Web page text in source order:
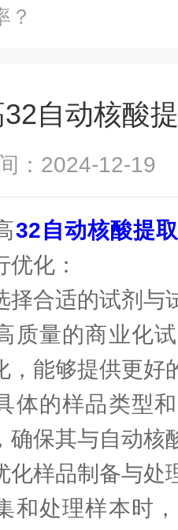
？
自动核酸
间：2024-12-
32自动核酸提
化：
合适的试剂与
量的商业化试
，能够提供更好
的样品类型和
确保其与自动核
样品制备与处
处理样本时，